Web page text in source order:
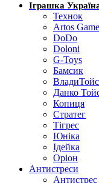
Іграшка
Технок
Artos
DoDo
Doloni
G-Toys
Бамсик
ВладиТойс
Данко
Копиця
Стратег
Тігрес
Юніка
Ідейка
Оріон
Антистреси
Антистрес